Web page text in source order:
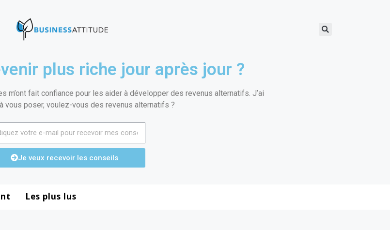
plus riche jour après jour ?
m’ont fait confiance pour les aider à développer des revenus alternatifs. J’ai
vous poser, voulez-vous des revenus alternatifs ?
Je veux recevoir les conseils
Les plus lus